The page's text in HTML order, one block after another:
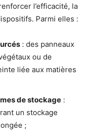
l’efficacité, la
Parmi elles :
: des panneaux
ou de
liée aux matières
de stockage :
un stockage
;